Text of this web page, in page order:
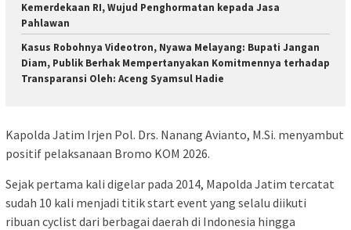
Kemerdekaan RI, Wujud Penghormatan kepada Jasa
Pahlawan
Kasus Robohnya Videotron, Nyawa Melayang: Bupati Jangan
Diam, Publik Berhak Mempertanyakan Komitmennya terhadap
Transparansi Oleh: Aceng Syamsul Hadie
Kapolda Jatim Irjen Pol. Drs. Nanang Avianto, M.Si. menyambut
positif pelaksanaan Bromo KOM 2026.
Sejak pertama kali digelar pada 2014, Mapolda Jatim tercatat
sudah 10 kali menjadi titik start event yang selalu diikuti
ribuan cyclist dari berbagai daerah di Indonesia hingga